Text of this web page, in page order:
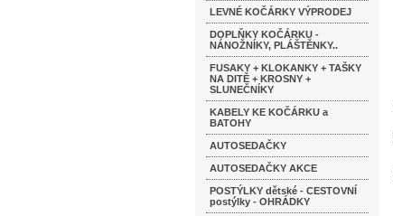
LEVNÉ KOČÁRKY VÝPRODEJ
DOPLŇKY KOČÁRKU -
NÁNOŽNÍKY, PLÁŠTĚNKY..
FUSAKY + KLOKANKY + TAŠKY
NA DITĚ + KROSNY +
SLUNEČNÍKY
KABELY KE KOČÁRKU a
BATOHY
AUTOSEDAČKY
AUTOSEDAČKY AKCE
POSTÝLKY dětské - CESTOVNÍ
postýlky - OHRÁDKY